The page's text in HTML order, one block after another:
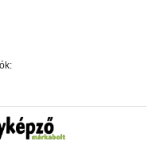
és
trilógia
kiadás!